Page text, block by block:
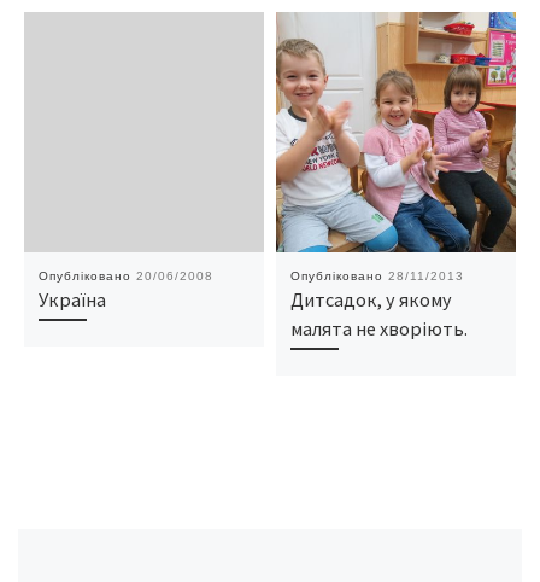
Опубліковано 20/06/2008
Україна
Опубліковано 28/11/2013
Дитсадок, у якому
малята не хворіють.